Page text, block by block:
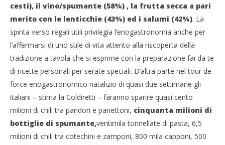
letizia
cesti), il vino/spumante (58%) , la frutta secca a pari
merito con le lenticchie (43%) ed i salumi (42%). La
spinta verso regali utili privilegia l’enogastronomia anche per
l’affermarsi di uno stile di vita attento alla riscoperta della
tradizione a tavola che si esprime con la preparazione fai da te
di ricette personali per serate speciali. D’altra parte nel tour de
force enogastronomico natalizio di quasi due settimane gli
italiani – stima la Coldiretti – faranno sparire quasi cento
milioni di chili tra pandori e panettoni, cinquanta milioni di
bottiglie di spumante,ventimila tonnellate di pasta, 6,5
milioni di chili tra cotechini e zamponi, 800 mila capponi, 500